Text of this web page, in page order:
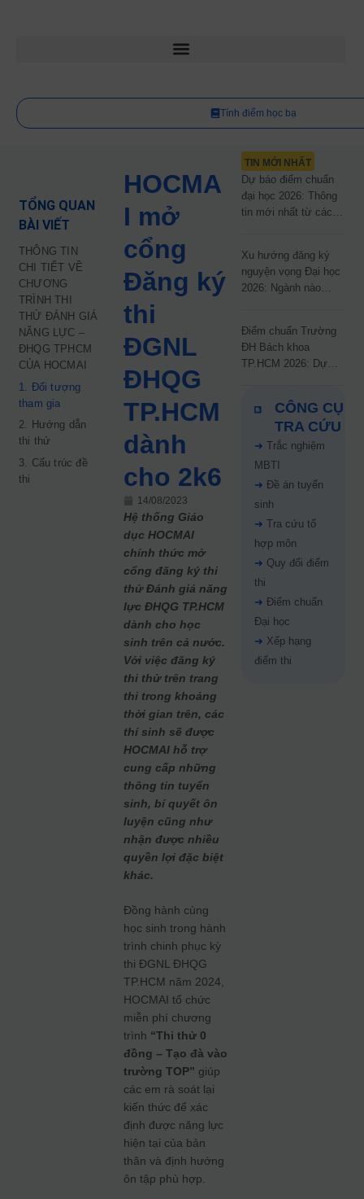
Tính điểm học bạ
TỔNG QUAN
BÀI VIẾT
THÔNG TIN
CHI TIẾT VỀ
CHƯƠNG
TRÌNH THI
THỬ ĐÁNH GIÁ
NĂNG LỰC –
ĐHQG TPHCM
CỦA HOCMAI
1. Đối tượng
tham gia
2. Hướng dẫn
thi thử
3. Cấu trúc đề
thi
HOCMA
I mở
cổng
Đăng ký
thi
ĐGNL
ĐHQG
TP.HCM
dành
cho 2k6
14/08/2023
Hệ thống Giáo
dục HOCMAI
chính thức mở
cổng đăng ký thi
thử Đánh giá năng
lực ĐHQG TP.HCM
dành cho học
sinh trên cả nước.
Với việc đăng ký
thi thử trên trang
thi trong khoảng
thời gian trên, các
thí sinh sẽ được
HOCMAI hỗ trợ
cung cấp những
thông tin tuyển
sinh, bí quyết ôn
luyện cũng như
nhận được nhiều
quyền lợi đặc biệt
khác.
Đồng hành cùng
học sinh trong hành
trình chinh phục kỳ
thi ĐGNL ĐHQG
TP.HCM năm 2024,
HOCMAI tổ chức
miễn phí chương
trình “Thi thử 0
đồng – Tạo đà vào
trường TOP” giúp
các em rà soát lại
kiến thức để xác
định được năng lực
hiện tại của bản
thân và định hướng
ôn tập phù hợp.
TIN MỚI NHẤT
Dự báo điểm chuẩn
đại học 2026: Thông
tin mới nhất từ các
Xu hướng đăng ký
nguyện vọng Đại học
2026: Ngành nào
Điểm chuẩn Trường
ĐH Bách khoa
TP.HCM 2026: Dự
67%
CÔNG CỤ
TRA CỨU
➜ Trắc nghiệm
MBTI
➜ Đề án tuyển
sinh
➜ Tra cứu tổ
hợp môn
➜ Quy đổi điểm
thi
➜ Điểm chuẩn
Đại học
➜ Xếp hạng
điểm thi